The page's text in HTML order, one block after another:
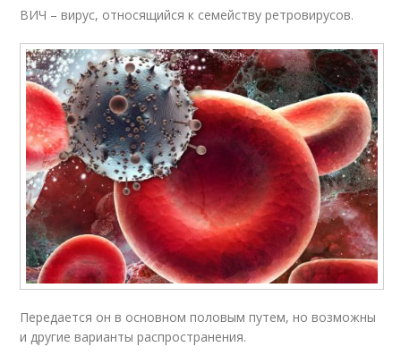
ВИЧ – вирус, относящийся к семейству ретровирусов.
Передается он в основном половым путем, но возможны
и другие варианты распространения.